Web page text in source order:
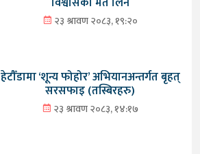
२३ श्रावण २०८३, १९:२०
हेटौँडामा ‘शून्य फोहोर’ अभियानअन्तर्गत बृहत्
सरसफाइ (तस्बिरहरु)
२३ श्रावण २०८३, १४:१७